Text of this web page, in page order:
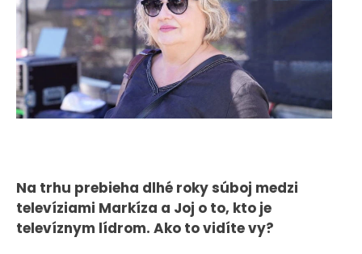
Na trhu prebieha dlhé roky súboj medzi
televíziami Markíza a Joj o to, kto je
televíznym lídrom. Ako to vidíte vy?